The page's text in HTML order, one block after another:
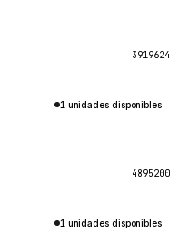
3919624
1 unidades disponibles
4895200
1 unidades disponibles